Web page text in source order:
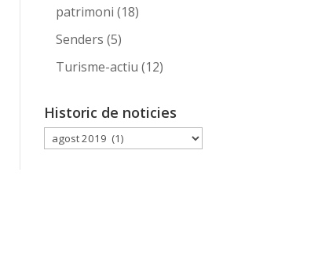
patrimoni (18)
Senders (5)
Turisme-actiu (12)
Historic de noticies
Historic